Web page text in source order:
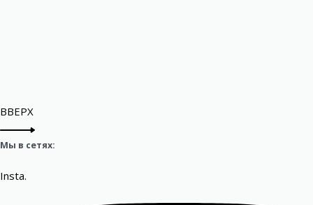
ВВЕРХ
Мы в сетях:
Insta.